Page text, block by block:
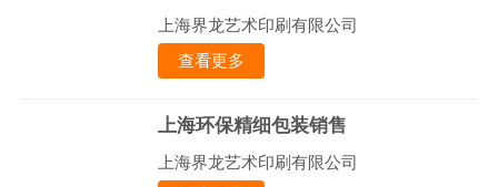
上海界龙艺术印刷有限公司
查看更多
上海环保精细包装销售
上海界龙艺术印刷有限公司